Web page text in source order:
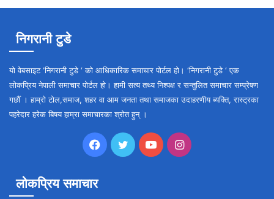
निगरानी टुडे
यो वेबसाइट ‘निगरानी टुडे ‘ को आधिकारिक समाचार पोर्टल हो। ‘निगरानी टुडे ‘ एक
लोकप्रिय नेपाली समाचार पोर्टल हो। हामी सत्य तथ्य निश्पक्ष र सन्तुलित समाचार सम्प्रेषण
गर्छौँ । हाम्रो टोल,समाज, शहर वा आम जनता तथा समाजका उदाहरणीय ब्यक्ति, रास्ट्रका
पहरेदार हरेक बिषय हाम्रा समाचारका श्रोत हुन् ।
Facebook
TwitterYouTubeInstagram
लोकप्रिय समाचार